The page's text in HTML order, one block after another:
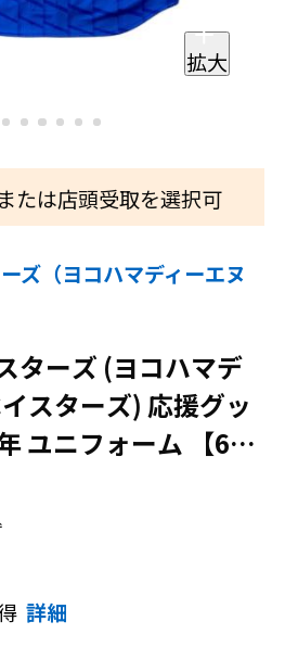
拡大
たは店頭受取を選択可
ズ（ヨコハマディーエヌ
ターズ (ヨコハマデ
スターズ) 応援グッ
ユニフォーム 【6
詳細